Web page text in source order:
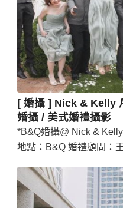
[ 婚攝 ] Nick & Kelly
婚攝 / 美式婚禮攝影
*B&Q婚攝@ Nick &
地點：B&Q 婚禮顧問：